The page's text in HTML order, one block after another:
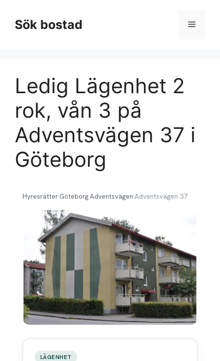
innehållSök bostad Meny
Ledig Lägenhet 2
rok, vån 3 på
Adventsvägen 37 i
Göteborg
Hyresrätter›Göteborg›Adventsvägen›Adventsvägen 37
LÄGENHET